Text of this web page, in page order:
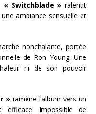
« Switchblade » ralentit
ambiance sensuelle et
nonchalante, portée
de Ron Young. Une
ni de son pouvoir
» ramène l’album vers un
efficace. Impossible de